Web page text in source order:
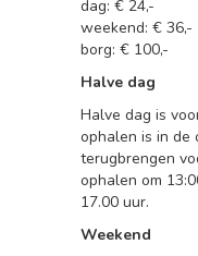
dag: € 24,-
weekend: € 36,-
borg: € 100,-
Halve dag
Halve dag is
ophalen is in de
terugbrengen
ophalen om
17.00 uur.
Weekend